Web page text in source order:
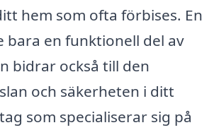
hem som ofta förbises. En
bara en funktionell del av
bidrar också till den
och säkerheten i ditt
som specialiserar sig på